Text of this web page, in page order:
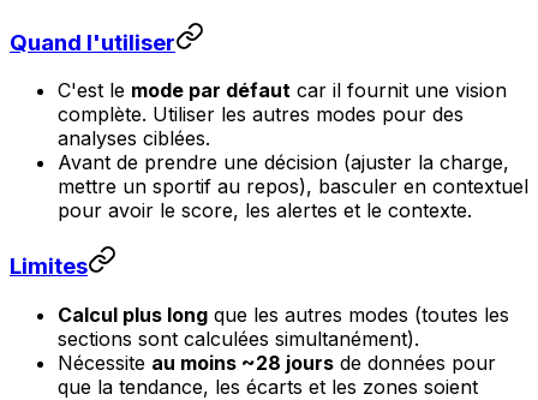
Quand l'utiliser
C'est le mode par défaut car il fournit une vision
complète. Utiliser les autres modes pour des
analyses ciblées.
Avant de prendre une décision (ajuster la charge,
mettre un sportif au repos), basculer en contextuel
pour avoir le score, les alertes et le contexte.
Limites
Calcul plus long que les autres modes (toutes les
sections sont calculées simultanément).
Nécessite au moins ~28 jours de données pour
que la tendance, les écarts et les zones soient